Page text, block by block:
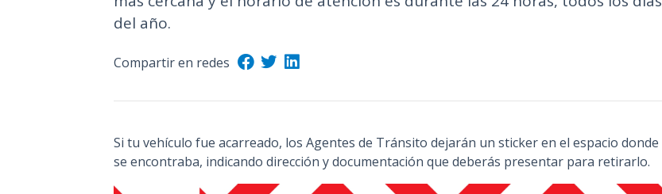
c
i
del año.
Compartir en redes
Si tu vehículo fue acarreado, los Agentes de Tránsito dejarán un sticker en el espacio donde
se encontraba, indicando dirección y documentación que deberás presentar para retirarlo.